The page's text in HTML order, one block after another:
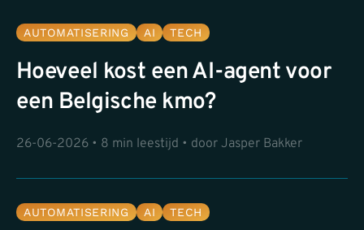
AUTOMATISERING AI TECH
Hoeveel kost een AI-agent voor
een Belgische kmo?
26-06-2026 • 8 min leestijd • door Jasper Bakker
AUTOMATISERING AI TECH